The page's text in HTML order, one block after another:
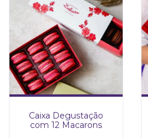
Caixa Degustação
com 12 Macarons